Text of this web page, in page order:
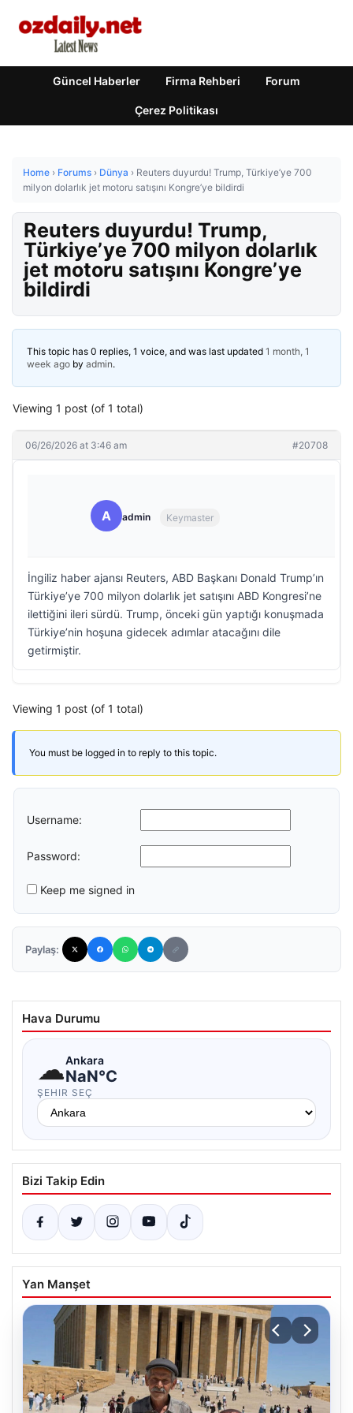
Güncel Haberler Firma Rehberi Forum
Çerez Politikası
Home › Forums › Dünya › Reuters duyurdu! Trump, Türkiye’ye 700
milyon dolarlık jet motoru satışını Kongre’ye bildirdi
Reuters duyurdu! Trump,
Türkiye’ye 700 milyon dolarlık
jet motoru satışını Kongre’ye
bildirdi
This topic has 0 replies, 1 voice, and was last updated 1 month, 1
week ago by admin.
Viewing 1 post (of 1 total)
06/26/2026 at 3:46 am #20708
A admin Keymaster
İngiliz haber ajansı Reuters, ABD Başkanı Donald Trump’ın
Türkiye’ye 700 milyon dolarlık jet satışını ABD Kongresi’ne
ilettiğini ileri sürdü. Trump, önceki gün yaptığı konuşmada
Türkiye’nin hoşuna gidecek adımlar atacağını dile
getirmiştir.
Viewing 1 post (of 1 total)
You must be logged in to reply to this topic.
Username:
Password:
Keep me signed in
Paylaş:
Hava Durumu
☁Ankara
NaN°C
ŞEHIR SEÇ
Bizi Takip Edin
Yan Manşet